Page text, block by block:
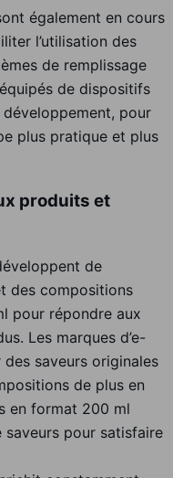
également en cours
l’utilisation des
de remplissage
de dispositifs
pour
plus pratique et plus
produits et
de
des compositions
pour répondre aux
Les marques d’e-
saveurs originales
de plus en
en format 200 ml
pour satisfaire